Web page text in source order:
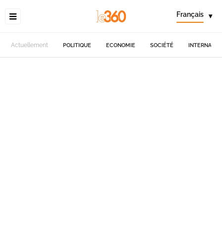
Français ▾
Actuellement POLITIQUE ECONOMIE SOCIÉTÉ